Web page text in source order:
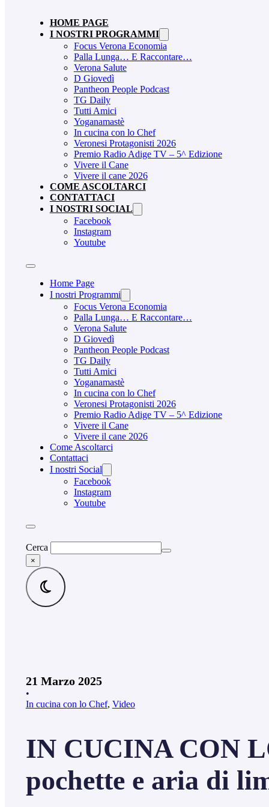
HOME PAGE
I NOSTRI PROGRAMMI
Focus Verona Economia
Palla Lunga… E Raccontare…
Verona Salute
D Giovedì
Pantheon People Podcast
TG Daily
Tutti Amici
Yoganamastè
In cucina con lo Chef
Veronesi Protagonisti 2026
Premio Radio Adige TV – 5^ Edizione
Vivere il Cane
Vivere il cane 2026
COME ASCOLTARCI
CONTATTACI
I NOSTRI SOCIAL
Facebook
Instagram
Youtube
Home Page
I nostri Programmi
Focus Verona Economia
Palla Lunga… E Raccontare…
Verona Salute
D Giovedì
Pantheon People Podcast
TG Daily
Tutti Amici
Yoganamastè
In cucina con lo Chef
Veronesi Protagonisti 2026
Premio Radio Adige TV – 5^ Edizione
Vivere il Cane
Vivere il cane 2026
Come Ascoltarci
Contattaci
I nostri Social
Facebook
Instagram
Youtube
Cerca
×
21 Marzo 2025
•
In cucina con lo Chef, Video
IN CUCINA CON
pochette e aria di